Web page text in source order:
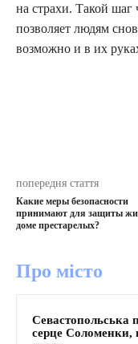
на страхи. Такой
позволяет людям
возможно и в их
попередня стаття
Какие меры безопасности
принимают для защиты
доме престарелых?
Про місто
Севастопольська
серце Соломенки,